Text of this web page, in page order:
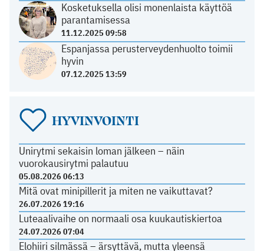
Kosketuksella olisi monenlaista käyttöä
parantamisessa
11.12.2025 09:58
Espanjassa perusterveydenhuolto toimii
hyvin
07.12.2025 13:59
HYVINVOINTI
Unirytmi sekaisin loman jälkeen – näin
vuorokausirytmi palautuu
05.08.2026 06:13
Mitä ovat minipillerit ja miten ne vaikuttavat?
26.07.2026 19:16
Luteaalivaihe on normaali osa kuukautiskiertoa
24.07.2026 07:04
Elohiiri silmässä – ärsyttävä, mutta yleensä